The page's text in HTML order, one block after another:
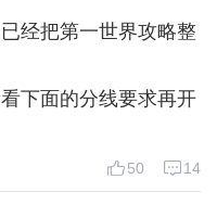
经把第一世界攻略整
下面的分线要求再开
14
50